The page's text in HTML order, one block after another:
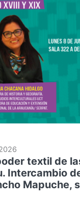
textil de
Intercambio
Mapuche,